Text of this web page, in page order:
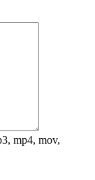
mp4, mov,